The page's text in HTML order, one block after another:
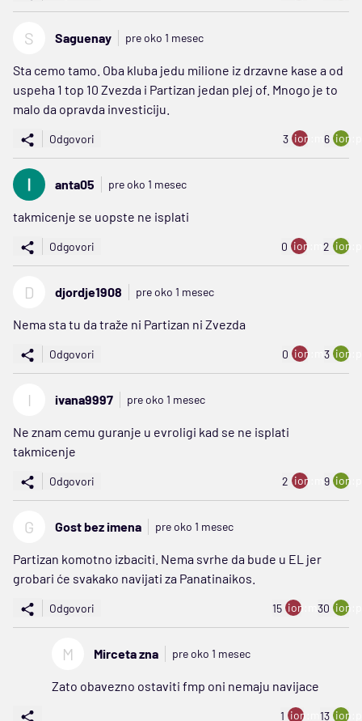
S Saguenay pre oko 1 mesec
Sta cemo tamo. Oba kluba jedu milione iz drzavne kase a od
uspeha 1 top 10 Zvezda i Partizan jedan plej of. Mnogo je to
malo da opravda investiciju.
Odgovori 3 ion:minus
6
anta05 pre oko 1 mesec
takmicenje se uopste ne isplati
Odgovori 0 ion:minus
2
D djordje1908 pre oko 1 mesec
Nema sta tu da traže ni Partizan ni Zvezda
Odgovori 0 ion:minus
3
I ivana9997 pre oko 1 mesec
Ne znam cemu guranje u evroligi kad se ne isplati
takmicenje
Odgovori 2 ion:minus
9
G Gost bez imena pre oko 1 mesec
Partizan komotno izbaciti. Nema svrhe da bude u EL jer
grobari će svakako navijati za Panatinaikos.
Odgovori 15 ion:minus
30
M Mirceta zna pre oko 1 mesec
Zato obavezno ostaviti fmp oni nemaju navijace
1 ion:minus
13